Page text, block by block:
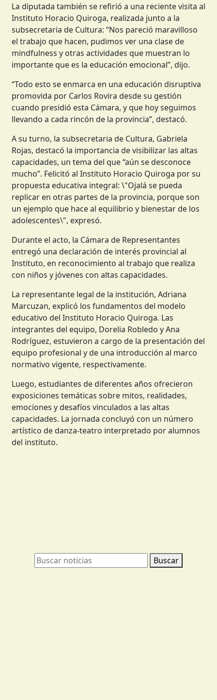
La diputada también se refirió a una reciente visita al
Instituto Horacio Quiroga, realizada junto a la
subsecretaria de Cultura: “Nos pareció maravilloso
el trabajo que hacen, pudimos ver una clase de
mindfulness y otras actividades que muestran lo
importante que es la educación emocional”, dijo.
“Todo esto se enmarca en una educación disruptiva
promovida por Carlos Rovira desde su gestión
cuando presidió esta Cámara, y que hoy seguimos
llevando a cada rincón de la provincia”, destacó.
A su turno, la subsecretaria de Cultura, Gabriela
Rojas, destacó la importancia de visibilizar las altas
capacidades, un tema del que “aún se desconoce
mucho”. Felicitó al Instituto Horacio Quiroga por su
propuesta educativa integral: \"Ojalá se pueda
replicar en otras partes de la provincia, porque son
un ejemplo que hace al equilibrio y bienestar de los
adolescentes\", expresó.
Durante el acto, la Cámara de Representantes
entregó una declaración de interés provincial al
Instituto, en reconocimiento al trabajo que realiza
con niños y jóvenes con altas capacidades.
La representante legal de la institución, Adriana
Marcuzan, explicó los fundamentos del modelo
educativo del Instituto Horacio Quiroga. Las
integrantes del equipo, Dorelia Robledo y Ana
Rodríguez, estuvieron a cargo de la presentación del
equipo profesional y de una introducción al marco
normativo vigente, respectivamente.
Luego, estudiantes de diferentes años ofrecieron
exposiciones temáticas sobre mitos, realidades,
emociones y desafíos vinculados a las altas
capacidades. La jornada concluyó con un número
artístico de danza-teatro interpretado por alumnos
del instituto.
Buscar